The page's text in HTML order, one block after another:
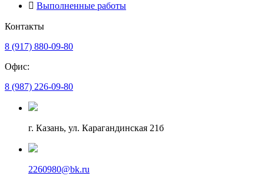
Выполненные работы
Контакты
8 (917) 880-09-80
Офис:
8 (987) 226-09-80
г. Казань, ул. Карагандинская 21б
2260980@bk.ru